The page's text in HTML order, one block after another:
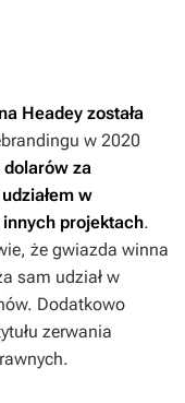
Headey została
w 2020
dolarów za
w
projektach.
że gwiazda winna
sam udział w
Dodatkowo
zerwania